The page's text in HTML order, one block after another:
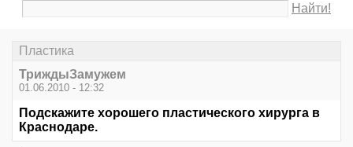
Найти!
Пластика
ТриждыЗамужем
01.06.2010 - 12:32
Подскажите хорошего пластического хирурга в
Краснодаре.